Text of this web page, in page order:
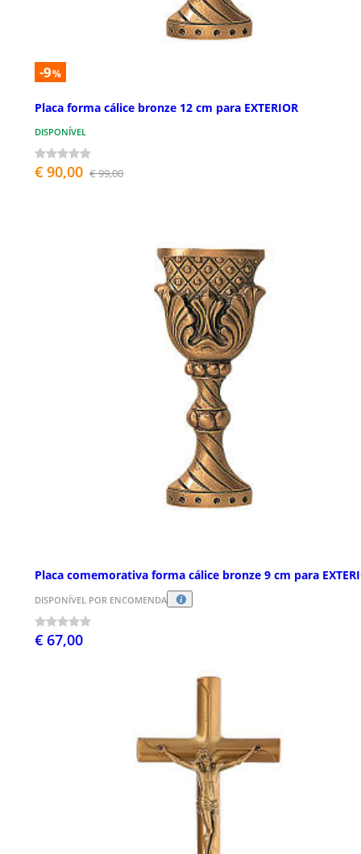
-9%
Placa forma cálice bronze 12 cm para EXTERIOR
DISPONÍVEL
€ 90,00 € 99,00
Placa comemorativa forma cálice bronze 9 cm para
DISPONÍVEL POR ENCOMENDA
€ 67,00